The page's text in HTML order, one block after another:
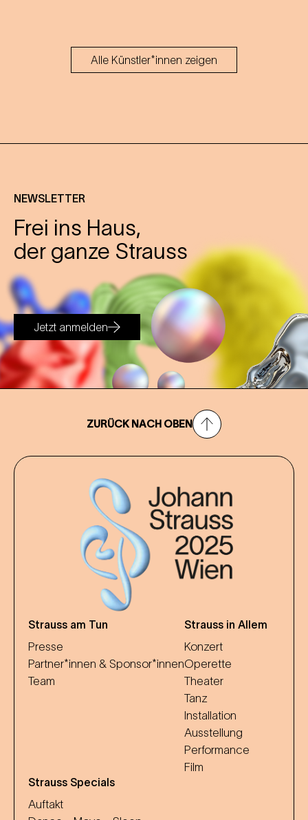
Alle Künstler*innen zeigen
NEWSLETTER
Frei ins Haus,
der ganze Strauss
Jetzt anmelden
ZURÜCK NACH OBEN
Strauss am Tun
Presse
Partner*innen & Sponsor*innen
Team
Strauss in Allem
Konzert
Operette
Theater
Tanz
Installation
Ausstellung
Performance
Film
Strauss Specials
Auftakt